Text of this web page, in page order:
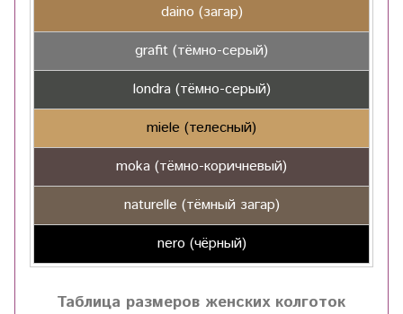
daino (загар)
grafit (тёмно-серый)
londra (тёмно-серый)
miele (телесный)
moka (тёмно-коричневый)
naturelle (тёмный загар)
nero (чёрный)
Таблица размеров женских колготок